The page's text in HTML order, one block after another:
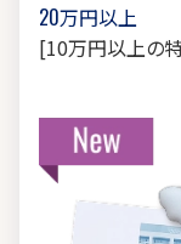
20万円以上
[10万円以上の